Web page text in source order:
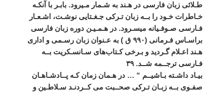
طـلائی زبان فارسی در هـند به شـمار مـیرود.بابـر با آنکـه
خـاطرات خـود را بــه زبان تـرکی جـغـتايی نوشـت، اشـعـار
فـارسی صـوفـيانه میسـرود.در هـمـيـن دوره زبان فارسی
براسـاس فـرمانی (۹۹۰ ق )به عـنوان زبان رسـمی و اداری
هـند اعـلام گـرديد و بـرخی کـتابهای سـانسـکريت بــه
فـارسی ترجــمه شــد.۳۹
بيـاد داشـته بـاشيــم “ …در هـمان زمان کـه پــادشـاهـان
صفـوی بــه زبـان تـرکی صحــبت می ‌کــردنـد سـلاطـين و